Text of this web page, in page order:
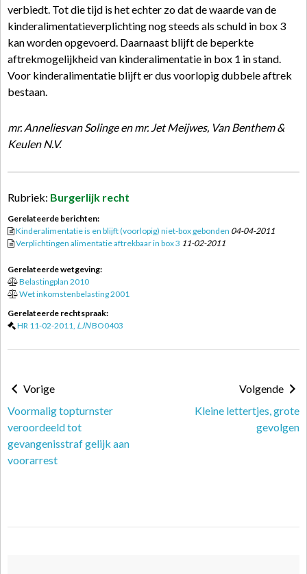
verbiedt. Tot die tijd is het echter zo dat de waarde van de
kinderalimentatieverplichting nog steeds als schuld in box 3
kan worden opgevoerd. Daarnaast blijft de beperkte
aftrekmogelijkheid van kinderalimentatie in box 1 in stand.
Voor kinderalimentatie blijft er dus voorlopig dubbele aftrek
bestaan.
mr. Anneliesvan Solinge en mr. Jet Meijwes, Van Benthem &
Keulen N.V.
Rubriek: Burgerlijk recht
Gerelateerde berichten:
Kinderalimentatie is en blijft (voorlopig) niet-box gebonden 04-04-2011
Verplichtingen alimentatie aftrekbaar in box 3 11-02-2011
Gerelateerde wetgeving:
Belastingplan 2010
Wet inkomstenbelasting 2001
Gerelateerde rechtspraak:
HR 11-02-2011, LJNBO0403
Vorige
Voormalig topturnster
veroordeeld tot
gevangenisstraf gelijk aan
voorarrest
Volgende
Kleine lettertjes, grote
gevolgen